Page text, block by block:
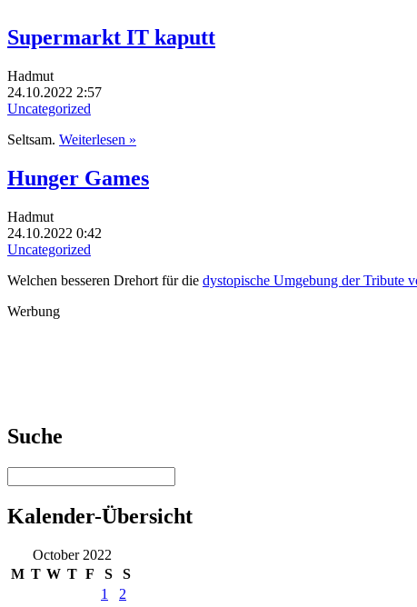
Supermarkt IT kaputt
Hadmut
24.10.2022 2:57
Uncategorized
Seltsam. Weiterlesen »
Hunger Games
Hadmut
24.10.2022 0:42
Uncategorized
Welchen besseren Drehort für die dystopische Umgebung der Tribute
Werbung
Suche
Kalender-Übersicht
October 2022
M T W T F S
S
1
2